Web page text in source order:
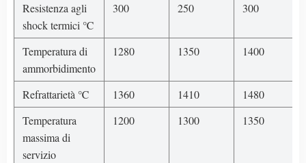
Resistenza agli
shock termici ℃
300 250 300
Temperatura di
ammorbidimento
1280 1350 1400
Refrattarietà ℃ 1360 1410
1480
Temperatura
massima di
servizio
1200 1300 1350